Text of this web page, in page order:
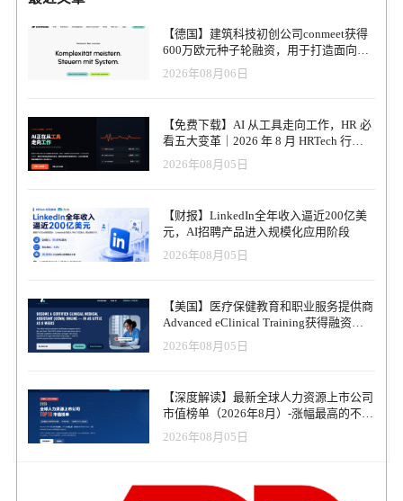
OpenAI 应用业务 CEO Fidji Simo 在博客中直言：“我们将用 AI 来帮
助找到企业真正需要、人才真正能够提供的契合点。” Jobs Platform
不仅服务大型企业，还将开设专门轨道，支持中小企业与地方政府
寻找合适的 AI 人才。这一定位显然是对 LinkedIn 的差异化突破，
后者的产品核心始终围绕大企业和职业人士。 有趣的是，LinkedIn
联合创始人 Reid Hoffman 曾是 OpenAI 的早期投资人，而如今
OpenAI 却推出了一个可能动摇 LinkedIn 根基的产品。这一“师出同
门”的博弈，为科技行业再添戏剧性。 技能认证与全民普及 Jobs
Platform 并不是 OpenAI 的唯一动作。与此同时，OpenAI 宣布将在
OpenAI Academy 基础上推出 AI 流利度（AI Fluency）认证，预计
2025 年底试点，并计划在 2030 年前完成 1,000 万美国人的认证。该
以及德拉瓦州政府、德州商会等合作伙伴加入。 这一系列举措与白
宫推动的 AI 普及教育战略紧密结合。OpenAI CEO Sam Altman 在与
记者交流时明确表示，Simo 不仅将负责招聘平台，还将 oversee 其
AI 带来的劳动力冲击并非危言耸听。Anthropic CEO Dario Amodei
就曾警告：到 2030 年，AI 可能消灭多达 50% 的入门级白领岗位。
Simo 在博客中承认：“我们无法阻止这种颠覆，但我们能做的，是帮
新发布的研究指出：在教师群体中，ChatGPT 平均每周可帮助节省 6
小时工作时间；在宾夕法尼亚州的公务人员中，ChatGPT 平均每日
节省 95 分钟。这些数字不仅代表生产力的提升，也为 OpenAI 的社
Jam —— 与沃尔顿基金会、Emerson Collective 等组织合作，帮助非
【德国】建筑科技初创公司conmeet获得
600万欧元种子轮融资，用于打造面向贸
易和建筑行业的AI操作系统
2026年08月06日
【免费下载】AI 从工具走向工作，HR 必
看五大变革｜2026 年 8 月 HRTech 行业
观察报告
2026年08月05日
【财报】LinkedIn全年收入逼近200亿美
元，AI招聘产品进入规模化应用阶段
2026年08月05日
【美国】医疗保健教育和职业服务提供商
Advanced eClinical Training获得融资，
以加速医疗卫生人才队伍建设
2026年08月05日
【深度解读】最新全球人力资源上市公司
市值榜单（2026年8月）-涨幅最高的不是
AI软件，而是传统人力服务商
2026年08月05日